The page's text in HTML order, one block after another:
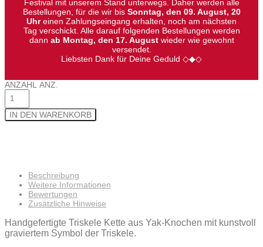
Festival mit unserem Stand unterwegs. Daher werden alle
Bestellungen, für die wir bis Sonntag, den 09. August, 20
Uhreinen Zahlungseingang erhalten, noch am nächsten
Tag verschickt. Alle darauf folgenden Bestellungen werden
dann ab Montag, den 17. August wieder wie gewohnt
versendet.
Liebsten Dank für Deine Geduld ◇◆◇
ANZAHL ANZ.
IN DEN WARENKORB
Beschreibung
Weitere Informationen
Bewertungen
Zusätzliche Hinweise
Handgefertigte Triskele Kette aus Yak-Knochen mit kunstvoll
graviertem Symbol der Triskele.